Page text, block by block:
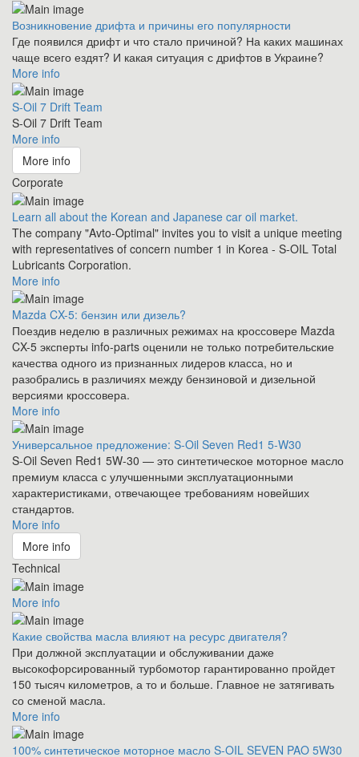
Возникновение дрифта и причины его популярности
Где появился дрифт и что стало причиной? На каких машинах
чаще всего ездят? И какая ситуация с дрифтов в Украине?
More info
S-Oil 7 Drift Team
S-Oil 7 Drift Team
More info
More info
Corporate
Learn all about the Korean and Japanese car oil market.
The company "Avto-Optimal" invites you to visit a unique meeting
with representatives of concern number 1 in Korea - S-OIL Total
Lubricants Corporation.
More info
Mazda CX-5: бензин или дизель?
Поездив неделю в различных режимах на кроссовере Mazda
CX-5 эксперты info-parts оценили не только потребительские
качества одного из признанных лидеров класса, но и
разобрались в различиях между бензиновой и дизельной
версиями кроссовера.
More info
Универсальное предложение: S-Oil Seven Red1 5-W30
S-Oil Seven Red1 5W-30 — это синтетическое моторное масло
премиум класса с улучшенными эксплуатационными
характеристиками, отвечающее требованиям новейших
стандартов.
More info
More info
Technical
More info
Какие свойства масла влияют на ресурс двигателя?
При должной эксплуатации и обслуживании даже
высокофорсированный турбомотор гарантированно пройдет
150 тысяч километров, а то и больше. Главное не затягивать
со сменой масла.
More info
100% синтетическое моторное масло S-OIL SEVEN PAO 5W30